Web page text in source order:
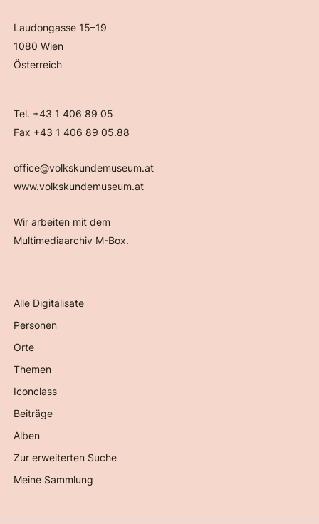
Laudongasse 15–19
1080 Wien
Österreich
Tel. +43 1 406 89 05
Fax +43 1 406 89 05.88
office@volkskundemuseum.at
www.volkskundemuseum.at
Wir arbeiten mit dem
Multimediaarchiv M-Box.
Alle Digitalisate
Personen
Orte
Themen
Iconclass
Beiträge
Alben
Zur erweiterten Suche
Meine Sammlung